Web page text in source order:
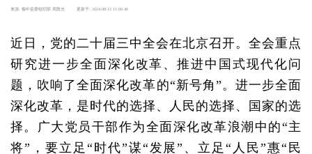
来源: 榆中县委组织部 周恩光 更新于: 2024-08-12 11:06:46
近日，党的二十届三中全会在北京召开。全会重点
研究进一步全面深化改革、推进中国式现代化问
题，吹响了全面深化改革的“新号角”。进一步全面
深化改革，是时代的选择、人民的选择、国家的选
择。广大党员干部作为全面深化改革浪潮中的“主
将”，要立足“时代”谋“发展”、立足“人民”惠“民